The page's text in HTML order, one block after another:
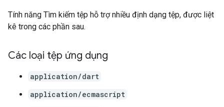
Tính năng Tìm kiếm tệp hỗ trợ nhiều định dạng tệp, được liệt
kê trong các phần sau.
Các loại tệp ứng dụng
application/dart
application/ecmascript